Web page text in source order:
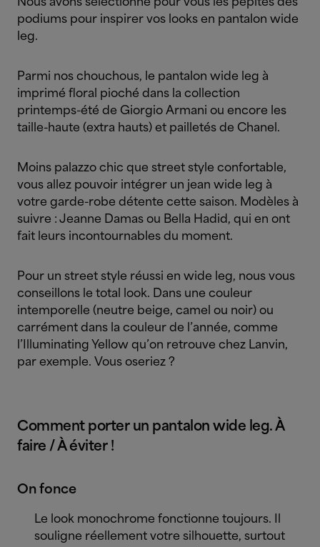
Nous avons sélectionné pour vous les pépites des
podiums pour inspirer vos looks en pantalon wide
leg.
Parmi nos chouchous, le pantalon wide leg à
imprimé floral pioché dans la collection
printemps-été de Giorgio Armani ou encore les
taille-haute (extra hauts) et pailletés de Chanel.
Moins palazzo chic que street style confortable,
vous allez pouvoir intégrer un jean wide leg à
votre garde-robe détente cette saison. Modèles à
suivre : Jeanne Damas ou Bella Hadid, qui en ont
fait leurs incontournables du moment.
Pour un street style réussi en wide leg, nous vous
conseillons le total look. Dans une couleur
intemporelle (neutre beige, camel ou noir) ou
carrément dans la couleur de l’année, comme
l’Illuminating Yellow qu’on retrouve chez Lanvin,
par exemple. Vous oseriez ?
Comment porter un pantalon wide leg. À
faire / À éviter !
On fonce
Le look monochrome fonctionne toujours. Il
souligne réellement votre silhouette, surtout